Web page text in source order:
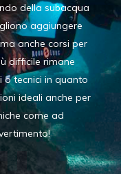
della subacqua
aggiungere
anche corsi per
difficile rimane
o tecnici in quanto
ideali anche per
come ad